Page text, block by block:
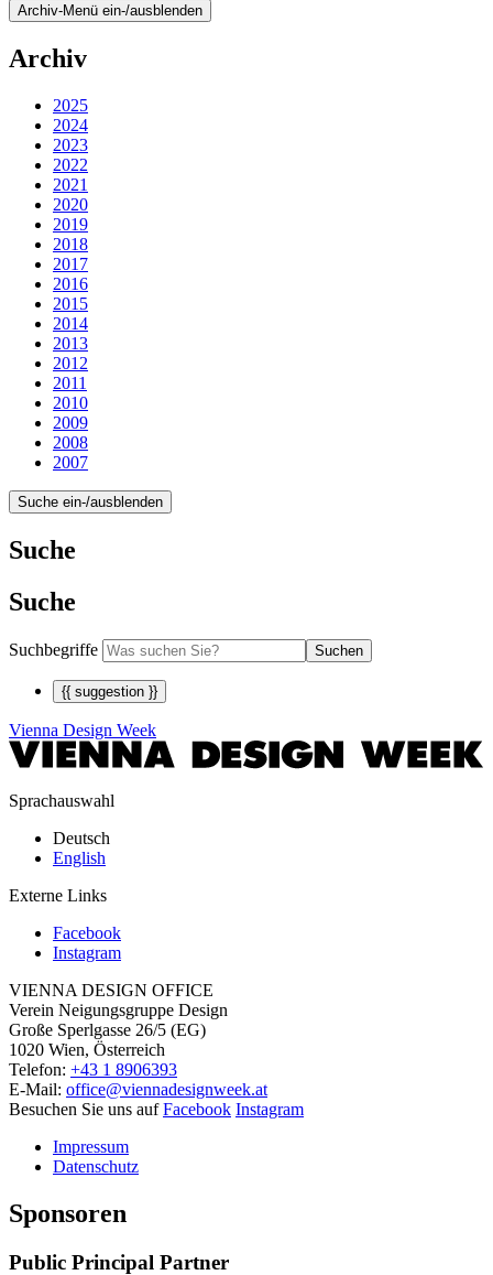
Archiv-Menü ein-/ausblenden
Archiv
2025
2024
2023
2022
2021
2020
2019
2018
2017
2016
2015
2014
2013
2012
2011
2010
2009
2008
2007
Suche ein-/ausblenden
Suche
Suche
Suchbegriffe Suchen
{{ suggestion }}
Vienna Design Week
Sprachauswahl
Deutsch
English
Externe Links
Facebook
Instagram
VIENNA DESIGN OFFICE
Verein Neigungsgruppe Design
Große Sperlgasse 26/5 (EG)
1020 Wien, Österreich
Telefon: +43 1 8906393
E-Mail: office@viennadesignweek.at
Besuchen Sie uns aufFacebook Instagram
Impressum
Datenschutz
Sponsoren
Public Principal Partner